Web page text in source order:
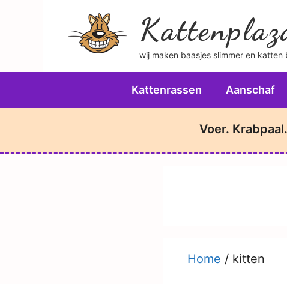
wij maken baasjes slimmer en katten
Kattenrassen Aanschaf
Voer.
Home / kitten